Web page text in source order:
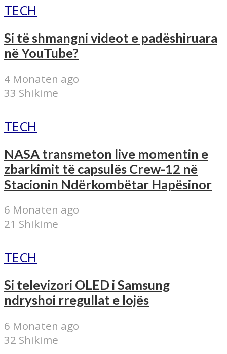
TECH
Si të shmangni videot e padëshiruara
në YouTube?
4 Monaten ago
33 Shikime
TECH
NASA transmeton live momentin e
zbarkimit të capsulës Crew-12 në
Stacionin Ndërkombëtar Hapësinor
6 Monaten ago
21 Shikime
TECH
Si televizori OLED i Samsung
ndryshoi rregullat e lojës
6 Monaten ago
32 Shikime